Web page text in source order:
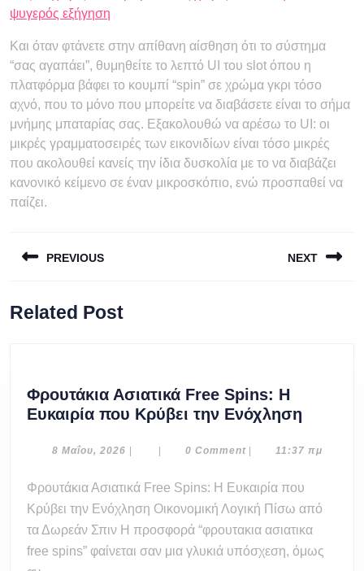
ψυγερός εξήγηση
Και όταν φτάνετε στην απίθανη αίσθηση ότι το σύστημα
“σας αγαπάει”, θυμηθείτε το λεπτό UI του slot όπου η
πλατφόρμα βάφει το κουμπί “spin” σε χρώμα γκρι τόσο
αχνό, που το μόνο που μπορείτε να διαβάσετε είναι το σήμα
μνήμης μπαταρίας σας. Εξακολουθώ να αρέσω το UI: οι
μικρές γραμματοσειρές των εικονιδίων είναι τόσο μικρές
που ακολουθεί κανείς την ίδια δυσκολία με το να διαβάζει
κανονικό κείμενο σε έναν μικροσκόπιο, ενώ προσπαθεί να
παίζει.
άρθρων
PREVIOUS
post:
NEXT
Related Post
Φρουτάκια Ασιατικά Free Spins: Η
Ευκαιρία που Κρύβει την Ενόχληση
Free
Η
που
Κρύβει
8 Μαΐου, 2026 8| | 0 Comment | 11:37 πμ
Φρουτάκια Ασιατικά Free Spins: Η Ευκαιρία που
Κρύβει την Ενόχληση Οικονομική Λογική Πίσω από
τα Δωρεάν Σπιν Η προσφορά “φρουτακια ασιατικα
free spins” φαίνεται σαν μια γλυκιά υπόσχεση, όμως